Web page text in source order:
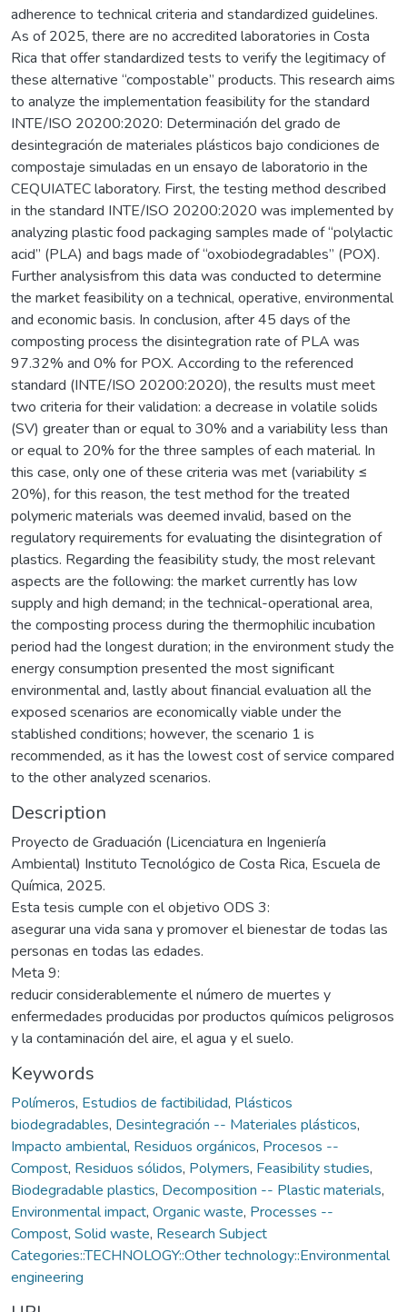
adherence to technical criteria and standardized guidelines.
As of 2025, there are no accredited laboratories in Costa
Rica that offer standardized tests to verify the legitimacy of
these alternative “compostable” products. This research aims
to analyze the implementation feasibility for the standard
INTE/ISO 20200:2020: Determinación del grado de
desintegración de materiales plásticos bajo condiciones de
compostaje simuladas en un ensayo de laboratorio in the
CEQUIATEC laboratory. First, the testing method described
in the standard INTE/ISO 20200:2020 was implemented by
analyzing plastic food packaging samples made of “polylactic
acid” (PLA) and bags made of “oxobiodegradables” (POX).
Further analysisfrom this data was conducted to determine
the market feasibility on a technical, operative, environmental
and economic basis. In conclusion, after 45 days of the
composting process the disintegration rate of PLA was
97.32% and 0% for POX. According to the referenced
standard (INTE/ISO 20200:2020), the results must meet
two criteria for their validation: a decrease in volatile solids
(SV) greater than or equal to 30% and a variability less than
or equal to 20% for the three samples of each material. In
this case, only one of these criteria was met (variability ≤
20%), for this reason, the test method for the treated
polymeric materials was deemed invalid, based on the
regulatory requirements for evaluating the disintegration of
plastics. Regarding the feasibility study, the most relevant
aspects are the following: the market currently has low
supply and high demand; in the technical-operational area,
the composting process during the thermophilic incubation
period had the longest duration; in the environment study the
energy consumption presented the most significant
environmental and, lastly about financial evaluation all the
exposed scenarios are economically viable under the
stablished conditions; however, the scenario 1 is
recommended, as it has the lowest cost of service compared
to the other analyzed scenarios.
Description
Proyecto de Graduación (Licenciatura en Ingeniería
Ambiental) Instituto Tecnológico de Costa Rica, Escuela de
Química, 2025.
Esta tesis cumple con el objetivo ODS 3:
asegurar una vida sana y promover el bienestar de todas las
personas en todas las edades.
Meta 9:
reducir considerablemente el número de muertes y
enfermedades producidas por productos químicos peligrosos
y la contaminación del aire, el agua y el suelo.
Keywords
Polímeros, Estudios de factibilidad, Plásticos
biodegradables, Desintegración -- Materiales plásticos,
Impacto ambiental, Residuos orgánicos, Procesos --
Compost, Residuos sólidos, Polymers, Feasibility studies,
Biodegradable plastics, Decomposition -- Plastic materials,
Environmental impact, Organic waste, Processes --
Compost, Solid waste, Research Subject
Categories::TECHNOLOGY::Other technology::Environmental
engineering